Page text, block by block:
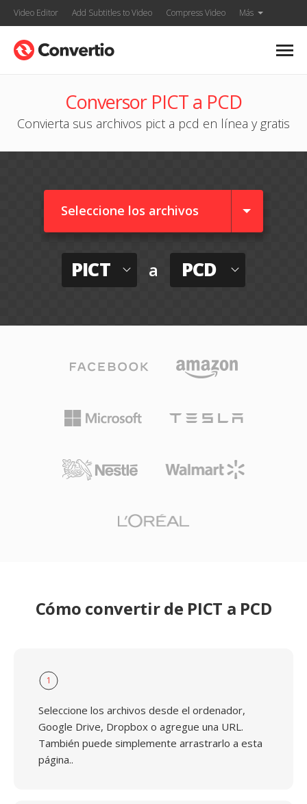
Video Editor Add Subtitles to Video Compress Video Más
Conversor PICT a PCD
Convierta sus archivos pict a pcd en línea y gratis
Seleccione los archivos
PICT a PCD
Cómo convertir de PICT a PCD
1
Seleccione los archivos desde el ordenador,
Google Drive, Dropbox o agregue una URL.
También puede simplemente arrastrarlo a esta
página..